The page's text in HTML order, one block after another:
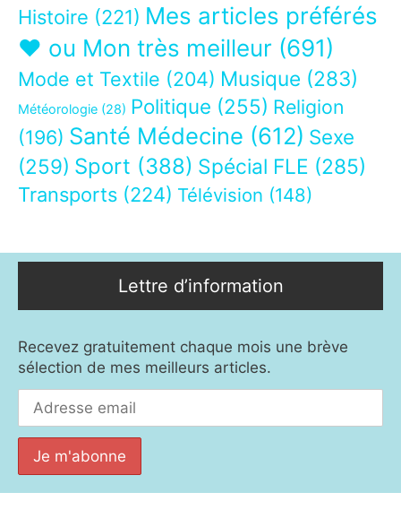
Histoire (221) Mes articles préférés
❤ ou Mon très meilleur (691)
Mode et Textile (204) Musique (283)
Météorologie (28) Politique (255) Religion
(196) Santé Médecine (612) Sexe
(259) Sport (388) Spécial FLE (285)
Transports (224) Télévision (148)
Lettre d’information
Recevez gratuitement chaque mois une brève
sélection de mes meilleurs articles.